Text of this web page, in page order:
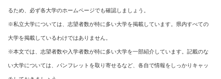
るため、必ず各大学のホームページでも確認しましょう。
※私立大学については、志望者数が特に多い大学を掲載しています。県内すべての
大学を掲載しているわけではありません。
※本文では、志望者数や入学者数が特に多い大学を一部紹介しています。記載のな
い大学については、パンフレットを取り寄せるなど、各自で情報をしっかりキャッ